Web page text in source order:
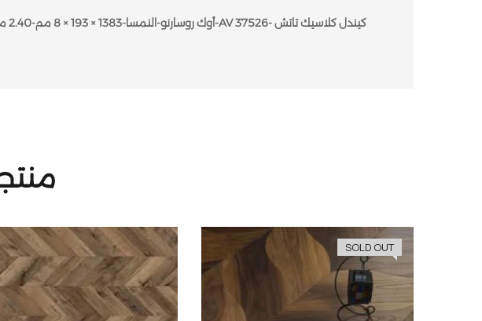
كيندل كلاسيك تاتش -37526 AV-أوك روسارنو-النمسا-1383 × 193 × 8 مم-2.40 متر مربع
SOLD OUT